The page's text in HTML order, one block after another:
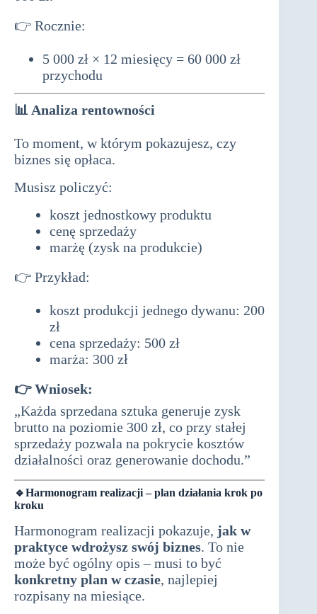
👉 Rocznie:
5 000 zł × 12 miesięcy = 60 000 zł
przychodu
📊 Analiza rentowności
To moment, w którym pokazujesz, czy
biznes się opłaca.
Musisz policzyć:
koszt jednostkowy produktu
cenę sprzedaży
marżę (zysk na produkcie)
👉 Przykład:
koszt produkcji jednego dywanu: 200
zł
cena sprzedaży: 500 zł
marża: 300 zł
👉 Wniosek:
„Każda sprzedana sztuka generuje zysk
brutto na poziomie 300 zł, co przy stałej
sprzedaży pozwala na pokrycie kosztów
działalności oraz generowanie dochodu.”
🔹Harmonogram realizacji – plan działania krok po
kroku
Harmonogram realizacji pokazuje, jak w
praktyce wdrożysz swój biznes. To nie
może być ogólny opis – musi to być
konkretny plan w czasie, najlepiej
rozpisany na miesiące.